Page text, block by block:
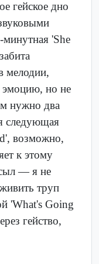
гейское дно
'She
мелодии,
эмоцию, но не
нужно два
следующая
возможно,
к этому
— я не
труп
'What's Going
гейство,